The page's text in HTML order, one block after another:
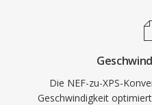
Die NEF-zu-XPS-
Geschwindigkeit